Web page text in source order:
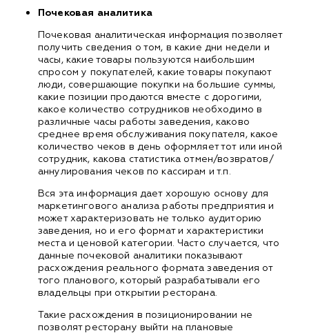
Почековая аналитика
Почековая аналитическая информация позволяет
получить сведения о том, в какие дни недели и
часы, какие товары пользуются наибольшим
спросом у покупателей, какие товары покупают
люди, совершающие покупки на большие суммы,
какие позиции продаются вместе с дорогими,
какое количество сотрудников необходимо в
различные часы работы заведения, каково
среднее время обслуживания покупателя, какое
количество чеков в день оформляет тот или иной
сотрудник, какова статистика отмен/возвратов/
аннулирования чеков по кассирам и т.п.
Вся эта информация дает хорошую основу для
маркетингового анализа работы предприятия и
может характеризовать не только аудиторию
заведения, но и его формат и характеристики
места и ценовой категории. Часто случается, что
данные почековой аналитики показывают
расхождения реального формата заведения от
того планового, который разрабатывали его
владельцы при открытии ресторана.
Такие расхождения в позиционировании не
позволят ресторану выйти на плановые